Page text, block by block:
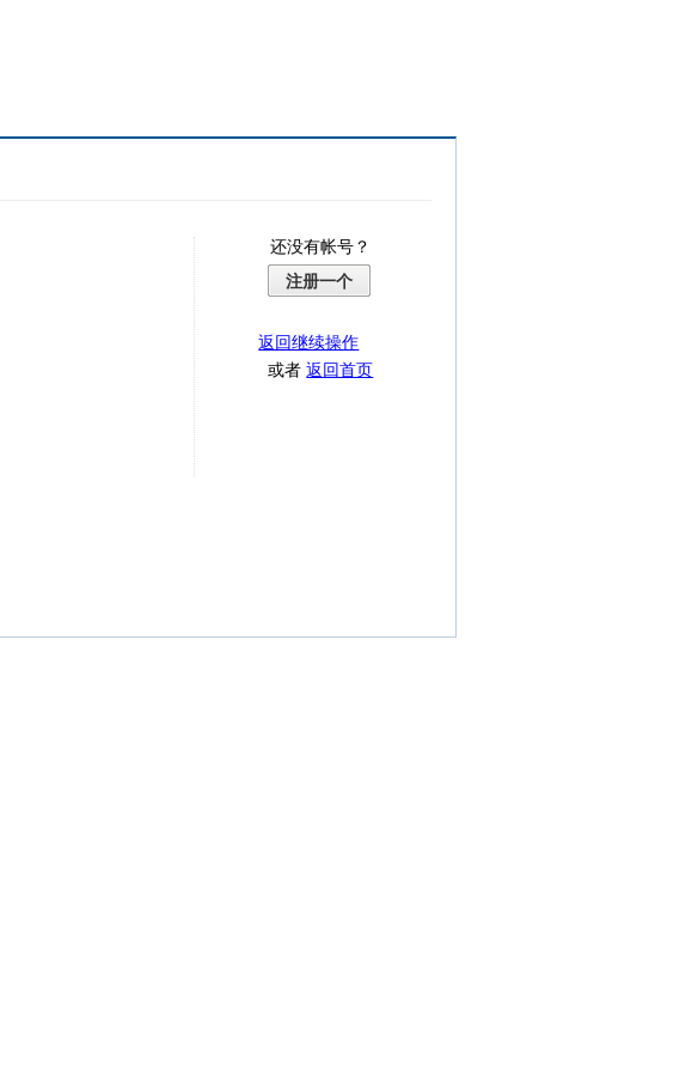
还没有帐号？
注册一个
返回继续操作
或者返回首页